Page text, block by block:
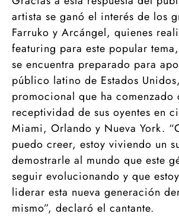
artista se ganó el interés de los
Farruko y Arcángel, quienes
featuring para este popular
se encuentra preparado para
público latino de Estados
promocional que ha comenzado
receptividad de sus oyentes en
Miami, Orlando y Nueva York.
puedo creer, estoy viviendo un
demostrarle al mundo que este
seguir evolucionando y que
liderar esta nueva generación
mismo”, declaró el cantante.